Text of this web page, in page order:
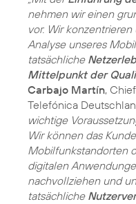
nehmen wir einen
vor. Wir
Analyse unseres
tatsächliche
Mittelpunkt der
Carbajo Martín,
Telefónica
wichtige
Wir können das
Mobilfunkstandorten
digitalen
nachvollziehen und
tatsächliche